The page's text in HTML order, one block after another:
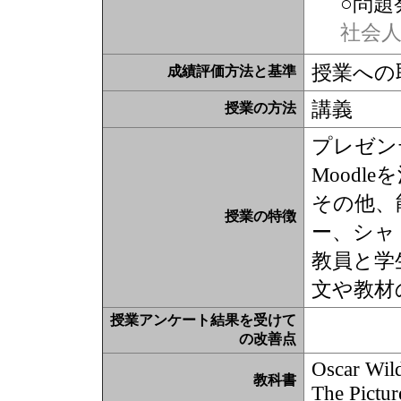
社会
成績評価方法と基準 授業への
授業の方法 講義
授業の特徴
プレゼ
Moodle
その他
ー、シ
教員と
文や教
授業アンケート結果を受けて
の改善点
教科書
Oscar
The